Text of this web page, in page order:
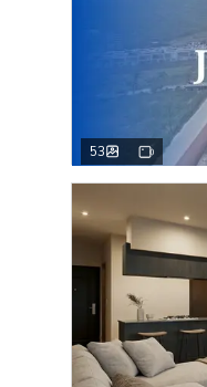
53